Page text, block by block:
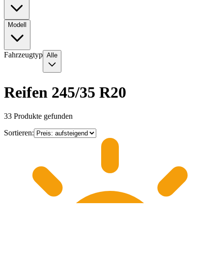
Modell
Fahrzeugtyp Alle
Reifen 245/35 R20
33 Produkte gefunden
Sortieren: